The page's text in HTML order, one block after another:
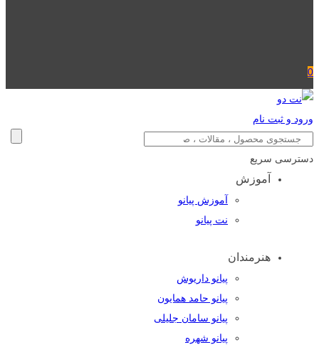
0
ورود و ثبت نام
دسترسی سریع
آموزش
آموزش پیانو
نت پیانو
هنرمندان
پیانو داریوش
پیانو حامد همایون
پیانو سامان جلیلی
پیانو شهره